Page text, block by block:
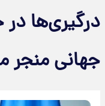
درگیری‌ها در
جهانی منجر